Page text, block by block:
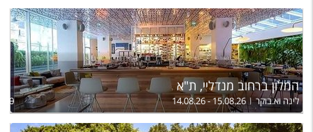
המלון ברחוב מנדליי, ת"א
לינה וא.בוקר 14.08.26 - 15.08.26